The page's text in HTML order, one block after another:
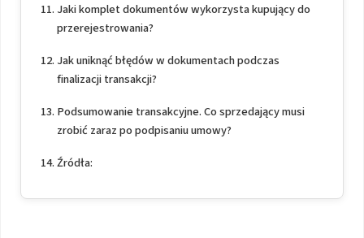
Jaki komplet dokumentów wykorzysta kupujący do
przerejestrowania?
Jak uniknąć błędów w dokumentach podczas
finalizacji transakcji?
Podsumowanie transakcyjne. Co sprzedający musi
zrobić zaraz po podpisaniu umowy?
Źródła: